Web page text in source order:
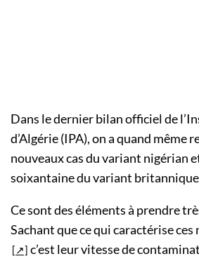
Dans le dernier bilan officiel de
d’Algérie (IPA), on a quand même
nouveaux cas du variant nigérian
soixantaine du variant
Ce sont des éléments à prendre
Sachant que ce qui caractérise ces
c’est leur vitesse de